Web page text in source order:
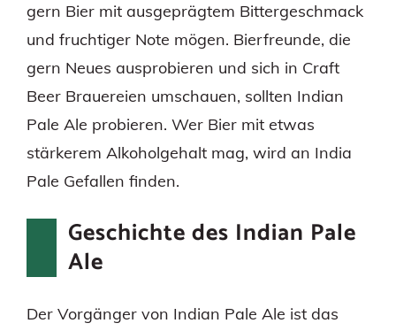
gern Bier mit ausgeprägtem Bittergeschmack
und fruchtiger Note mögen. Bierfreunde, die
gern Neues ausprobieren und sich in Craft
Beer Brauereien umschauen, sollten Indian
Pale Ale probieren. Wer Bier mit etwas
stärkerem Alkoholgehalt mag, wird an India
Pale Gefallen finden.
Geschichte des Indian Pale
Ale
Der Vorgänger von Indian Pale Ale ist das